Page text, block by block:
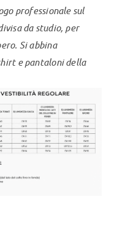
professionale sul
da studio, per
Si abbina
e pantaloni della